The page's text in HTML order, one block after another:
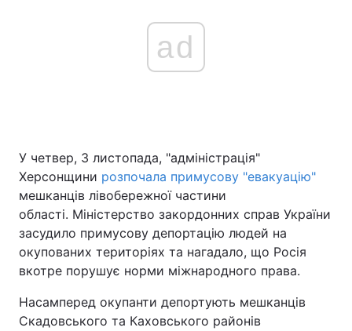
Україна Політика
Економіка
Спорт Наука
Техно і зв'язок Лайт
Зброя Інциденти
ad
У четвер, 3 листопада, "адміністрація"
Херсонщини розпочала примусову "евакуацію"
мешканців лівобережної частини
області. Міністерство закордонних справ України
засудило примусову депортацію людей на
окупованих територіях та нагадало, що Росія
вкотре порушує норми міжнародного права.
Насамперед окупанти депортують мешканців
Скадовського та Каховського районів